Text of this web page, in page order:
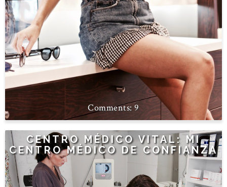
9
CENTRO MÉDICO VITAL: MI
CENTRO MÉDICO DE CONFIANZA